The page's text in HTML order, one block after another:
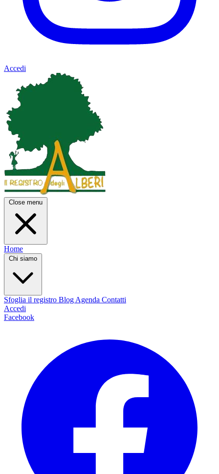
Accedi
Close menu
Home
Chi siamo
Sfoglia il registro Blog Agenda Contatti
Accedi
Facebook